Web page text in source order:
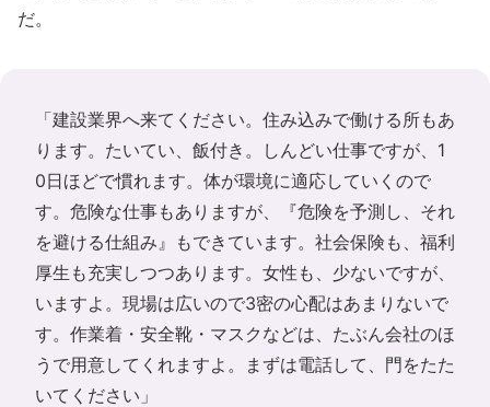
だ。
「建設業界へ来てください。住み込みで働ける所もあ
ります。たいてい、飯付き。しんどい仕事ですが、1
0日ほどで慣れます。体が環境に適応していくので
す。危険な仕事もありますが、『危険を予測し、それ
を避ける仕組み』もできています。社会保険も、福利
厚生も充実しつつあります。女性も、少ないですが、
いますよ。現場は広いので3密の心配はあまりないで
す。作業着・安全靴・マスクなどは、たぶん会社のほ
うで用意してくれますよ。まずは電話して、門をたた
いてください」